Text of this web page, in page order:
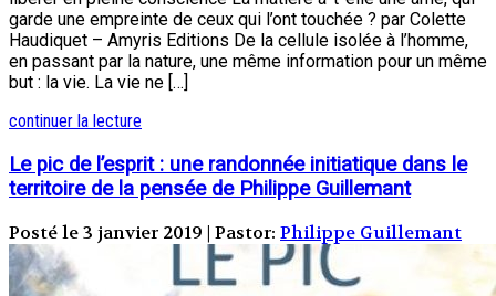
garde une empreinte de ceux qui l’ont touchée ? par Colette
Haudiquet – Amyris Editions De la cellule isolée à l’homme,
en passant par la nature, une même information pour un même
but : la vie. La vie ne […]
continuer la lecture
Le pic de l’esprit : une randonnée initiatique dans le
territoire de la pensée de Philippe Guillemant
Posté le 3 janvier 2019 | Pastor: Philippe Guillemant